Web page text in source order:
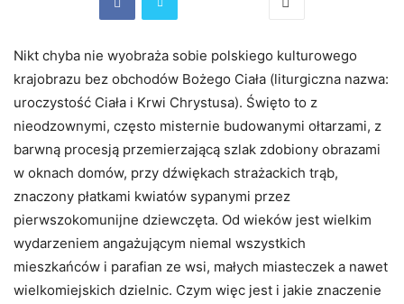
Nikt chyba nie wyobraża sobie polskiego kulturowego
krajobrazu bez obchodów Bożego Ciała (liturgiczna nazwa:
uroczystość Ciała i Krwi Chrystusa). Święto to z
nieodzownymi, często misternie budowanymi ołtarzami, z
barwną procesją przemierzającą szlak zdobiony obrazami
w oknach domów, przy dźwiękach strażackich trąb,
znaczony płatkami kwiatów sypanymi przez
pierwszokomunijne dziewczęta. Od wieków jest wielkim
wydarzeniem angażującym niemal wszystkich
mieszkańców i parafian ze wsi, małych miasteczek a nawet
wielkomiejskich dzielnic. Czym więc jest i jakie znaczenie